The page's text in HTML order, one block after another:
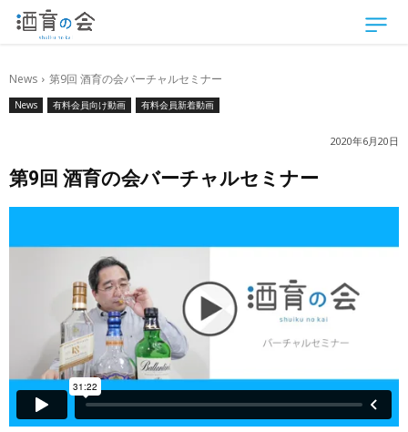
News 第9回 酒育の会バーチャルセミナー
News 有料会員向け動画 有料会員新着動画
2020年6月20日
第9回 酒育の会バーチャルセミナー